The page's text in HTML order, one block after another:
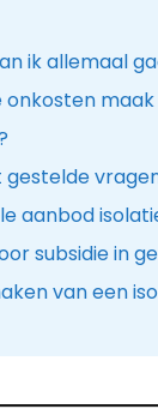
ik allemaal
onkosten
gestelde
aanbod
subsidie in
van een